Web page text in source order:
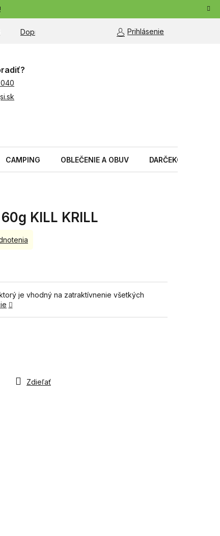
!
Doprava a platba Moja objednávka
Prihlásenie
CAMPING OBLEČENIE A OBUV DARČEKOVÉ
KILL KRILL
je vhodný na zatraktívnenie všetkých
Zdieľať